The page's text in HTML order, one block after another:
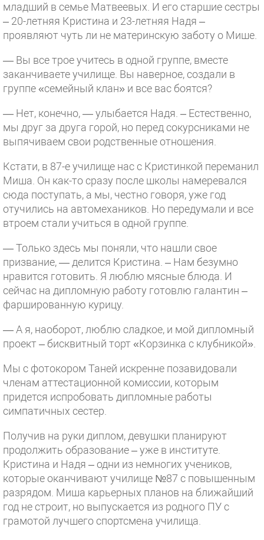
младший в семье Матвеевых. И его старшие сестры
– 20-летняя Кристина и 23-летняя Надя –
проявляют чуть ли не материнскую заботу о Мише.
— Вы все трое учитесь в одной группе, вместе
заканчиваете училище. Вы наверное, создали в
группе «семейный клан» и все вас боятся?
— Нет, конечно, — улыбается Надя. – Естественно,
мы друг за друга горой, но перед сокурсниками не
выпячиваем свои родственные отношения.
Кстати, в 87-е училище нас с Кристинкой переманил
Миша. Он как-то сразу после школы намеревался
сюда поступать, а мы, честно говоря, уже год
отучились на автомехаников. Но передумали и все
втроем стали учиться в одной группе.
— Только здесь мы поняли, что нашли свое
призвание, — делится Кристина. – Нам безумно
нравится готовить. Я люблю мясные блюда. И
сейчас на дипломную работу готовлю галантин –
фаршированную курицу.
— А я, наоборот, люблю сладкое, и мой дипломный
проект – бисквитный торт «Корзинка с клубникой».
Мы с фотокором Таней искренне позавидовали
членам аттестационной комиссии, которым
придется испробовать дипломные работы
симпатичных сестер.
Получив на руки диплом, девушки планируют
продолжить образование – уже в институте.
Кристина и Надя – одни из немногих учеников,
которые оканчивают училище №87 с повышенным
разрядом. Миша карьерных планов на ближайший
год не строит, но выпускается из родного ПУ с
грамотой лучшего спортсмена училища.